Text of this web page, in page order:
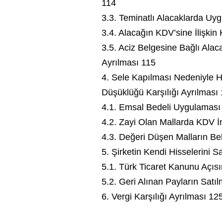
114
3.3. Teminatlı Alacaklarda
3.4. Alacağın KDV’sine İlişkin
3.5. Aciz Belgesine Bağlı
Ayrılması 115
4. Sele Kapılması Nedeniyle
Düşüklüğü Karşılığı Ayrılması
4.1. Emsal Bedeli
4.2. Zayi Olan Mallarda KDV
4.3. Değeri Düşen Malların
5. Şirketin Kendi Hisselerini
5.1. Türk Ticaret Kanunu
5.2. Geri Alınan Payların
6. Vergi Karşılığı Ayrılması